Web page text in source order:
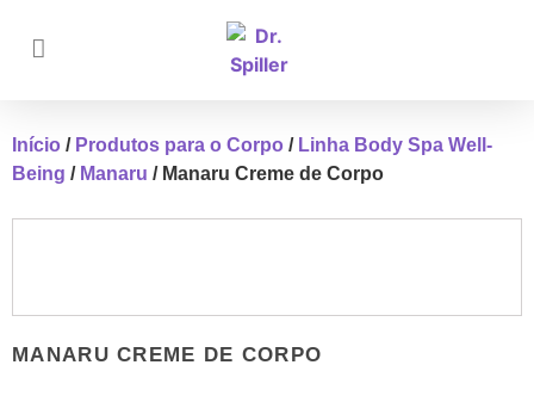
Início / Produtos para o Corpo / Linha Body Spa Well-
Being / Manaru / Manaru Creme de Corpo
MANARU CREME DE CORPO